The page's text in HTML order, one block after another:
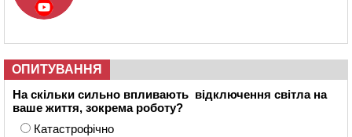
ОПИТУВАННЯ
На скільки сильно впливають відключення світла на
ваше життя, зокрема роботу?
Катастрофічно